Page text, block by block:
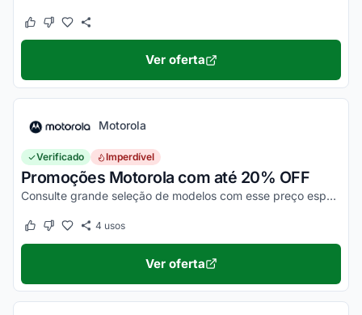
Este cupom funcionou
Este cupom não funcionou
Ver oferta
Motorola
Verificado Imperdível
Promoções Motorola com até 20% OFF
Consulte grande seleção de modelos com esse preço especial. Aproveite para comprar e economizar nas ofertas selecionadas!
Este cupom funcionou
Este cupom não funcionou
4 usos
Ver oferta